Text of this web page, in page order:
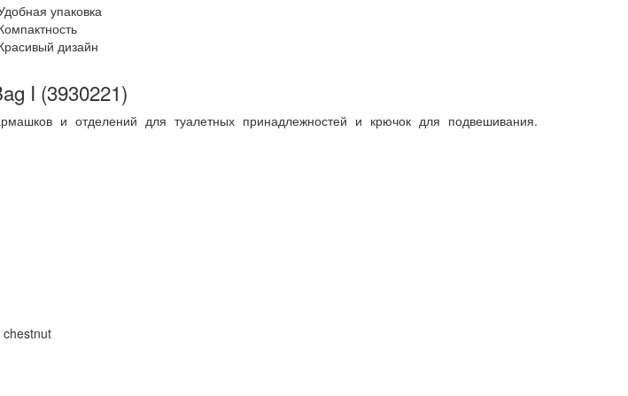
упаковка
дизайн
I (3930221)
и отделений для туалетных принадлежностей и крючок для подвешивания.
chestnut